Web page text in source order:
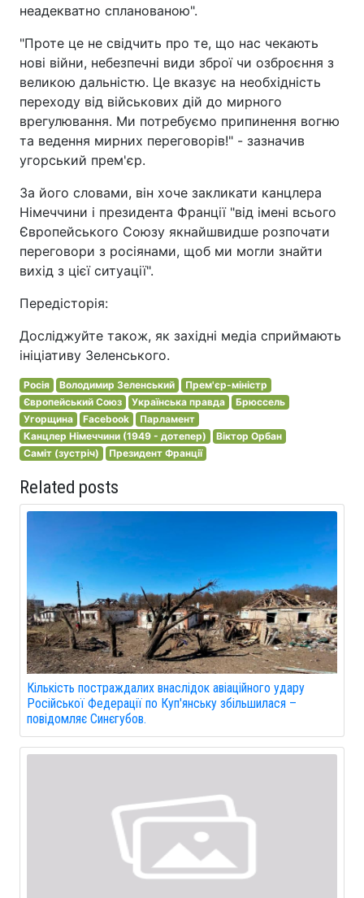
неадекватно спланованою".
"Проте це не свідчить про те, що нас чекають
нові війни, небезпечні види зброї чи озброєння з
великою дальністю. Це вказує на необхідність
переходу від військових дій до мирного
врегулювання. Ми потребуємо припинення вогню
та ведення мирних переговорів!" - зазначив
угорський прем'єр.
За його словами, він хоче закликати канцлера
Німеччини і президента Франції "від імені всього
Європейського Союзу якнайшвидше розпочати
переговори з росіянами, щоб ми могли знайти
вихід з цієї ситуації".
Передісторія:
Досліджуйте також, як західні медіа сприймають
ініціативу Зеленського.
Росія Володимир Зеленський
Прем'єр-міністр
Європейський Союз
Українська правда
Брюссель
Угорщина
Facebook
Парламент
Канцлер Німеччини (1949 - дотепер)
Віктор Орбан
Саміт (зустріч)
Президент Франції
Related posts
Кількість постраждалих внаслідок авіаційного удару
Російської Федерації по Куп'янську збільшилася –
повідомляє Синєгубов.